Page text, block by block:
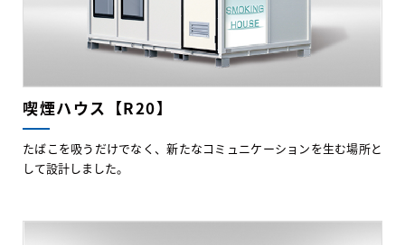
喫煙ハウス【R20】
たばこを吸うだけでなく、新たなコミュニケーションを生む場所と
して設計しました。